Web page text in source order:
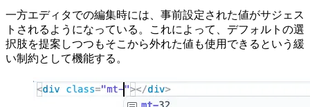
一方エディタでの編集時には、事前設定された値がサジェス
トされるようになっている。これによって、デフォルトの選
択肢を提案しつつもそこから外れた値も使用できるという緩
い制約として機能する。